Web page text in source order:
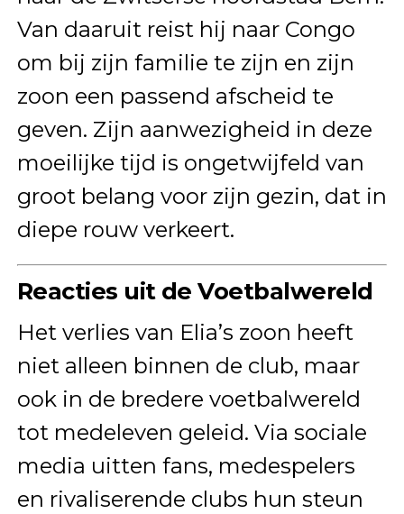
Van daaruit reist hij naar Congo
om bij zijn familie te zijn en zijn
zoon een passend afscheid te
geven. Zijn aanwezigheid in deze
moeilijke tijd is ongetwijfeld van
groot belang voor zijn gezin, dat in
diepe rouw verkeert.
Reacties uit de Voetbalwereld
Het verlies van Elia’s zoon heeft
niet alleen binnen de club, maar
ook in de bredere voetbalwereld
tot medeleven geleid. Via sociale
media uitten fans, medespelers
en rivaliserende clubs hun steun